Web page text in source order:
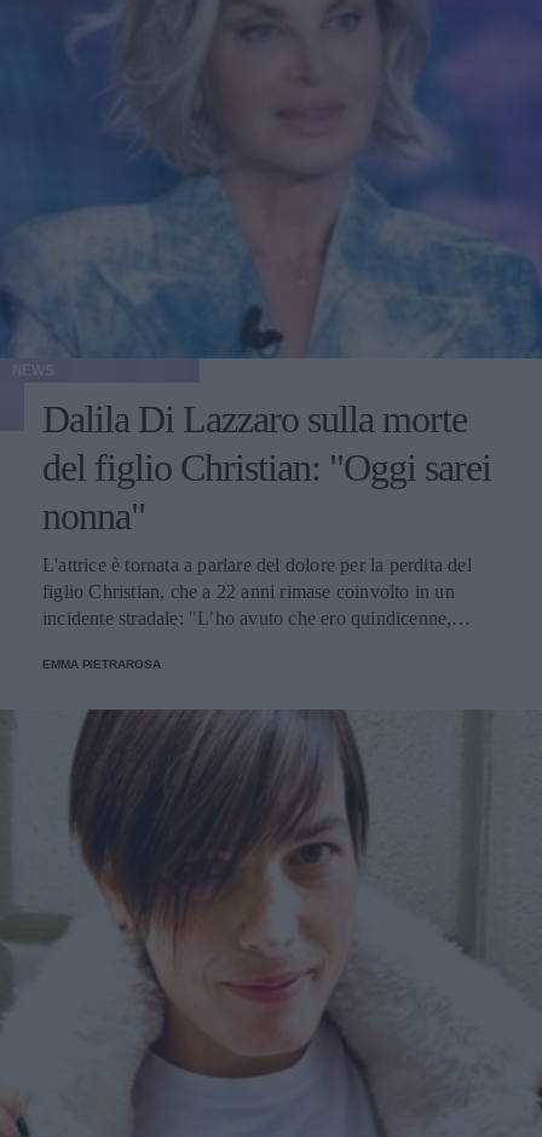
Dalila Di Lazzaro sulla morte
del figlio Christian: "Oggi sarei
nonna"
L'attrice è tornata a parlare del dolore per la perdita del
figlio Christian, che a 22 anni rimase coinvolto in un
incidente stradale: "L’ho avuto che ero quindicenne,
EMMA PIETRAROSA